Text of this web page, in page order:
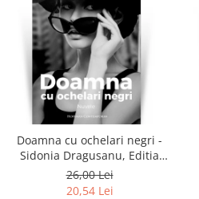
Doamna cu ochelari negri -
Sidonia Dragusanu, Editia
2020
26,00 Lei
20,54 Lei